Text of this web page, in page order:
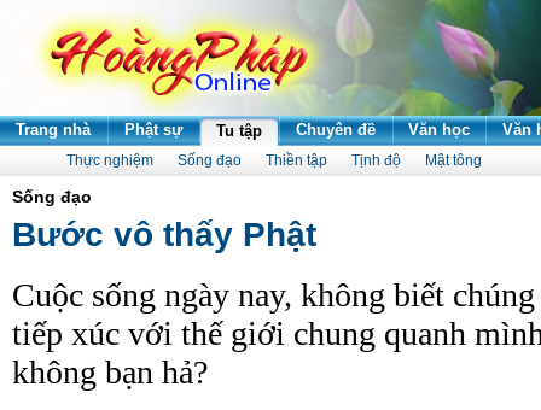
Trang nhà Phật sự Tu tập Chuyên đề Văn học Văn
Thực nghiệm Sống đạo Thiền tập Tịnh độ Mật tông
Sống đạo
Bước vô thấy Phật
Cuộc sống ngày nay, không biết
tiếp xúc với thế giới chung quanh
không bạn hả?